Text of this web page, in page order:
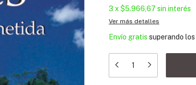
3 x $5.966,67 sin interés
Ver más detalles
Envío gratis superando los